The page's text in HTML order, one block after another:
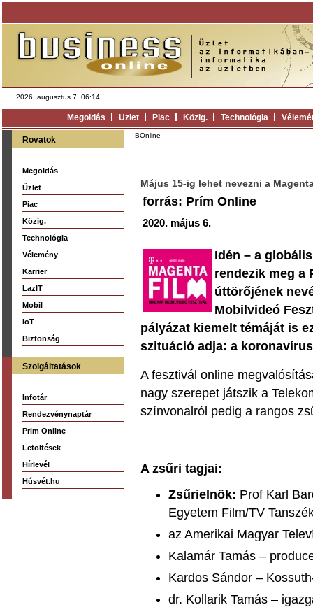
2026. augusztus 7. 06:14
Megoldás Üzlet Piac Közig. Technológia
Rovatok
Megoldás
Üzlet
Piac
Közig.
Technológia
Vélemény
Karrier
LazIT
Mobil
IoT
Biztonság
Szolgáltatások
Infotár
Rendezvénynaptár
Prim Online
Letöltések
Hírlevél
Húsvét.hu
BOnline
Május 15-ig lehet nevezni a
forrás: Prím Online
2020. május 6.
Idén – a
rendezik meg a
úttörőjének
Mobilvideó
pályázat kiemelt témáját is
szituáció adja: a
A fesztivál online
nagy szerepet játszik a
színvonalról pedig a rangos
A zsűri tagjai:
Zsűrielnök: Prof Karl
Egyetem Film/TV
az Amerikai Magyar
Kalamár Tamás –
Kardos Sándor –
dr. Kollarik Tamás –